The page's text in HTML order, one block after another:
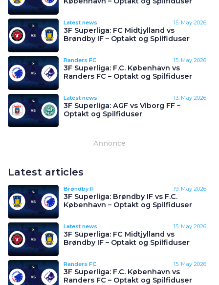
Latest news 15. May 2026
3F Superliga: FC Midtjylland vs
Brøndby IF – Optakt og Spilfiduser
Randers FC 15. May 2026
3F Superliga: F.C. København vs
Randers FC – Optakt og Spilfiduser
Latest news 13. May 2026
3F Superliga: AGF vs Viborg FF –
Optakt og Spilfiduser
Annonce
Latest articles
Brøndby IF 19. May 2026
3F Superliga: Brøndby IF vs F.C.
København – Optakt og Spilfiduser
Latest news 15. May 2026
3F Superliga: FC Midtjylland vs
Brøndby IF – Optakt og Spilfiduser
Randers FC 15. May 2026
3F Superliga: F.C. København vs
Randers FC – Optakt og Spilfiduser